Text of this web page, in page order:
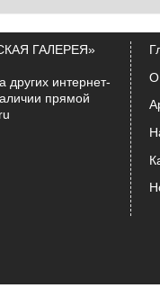
ГАЛЕРЕЯ»
других интернет-
прямой
О